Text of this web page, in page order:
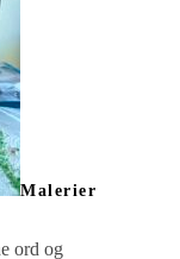
Malerier
ord og